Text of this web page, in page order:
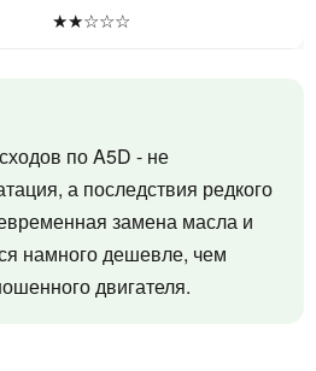
★★☆☆☆
по A5D - не
а последствия редкого
замена масла и
намного дешевле, чем
двигателя.